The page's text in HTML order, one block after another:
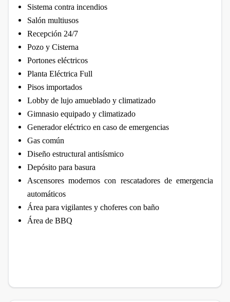
Sistema contra incendios
Salón multiusos
Recepción 24/7
Pozo y Cisterna
Portones eléctricos
Planta Eléctrica Full
Pisos importados
Lobby de lujo amueblado y climatizado
Gimnasio equipado y climatizado
Generador eléctrico en caso de emergencias
Gas común
Diseño estructural antisísmico
Depósito para basura
Ascensores modernos con rescatadores de emergencia
automáticos
Área para vigilantes y choferes con baño
Área de BBQ